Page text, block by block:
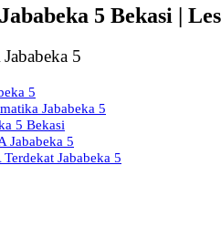
5 Bekasi |
5
5
Jababeka 5
5 Bekasi
Jababeka 5
Jababeka 5